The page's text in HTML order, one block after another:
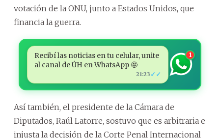
votación de la ONU, junto a Estados Unidos, que
financia la guerra.
Recibí las noticias en tu celular, unite
al canal de ÚH en WhatsApp 🤩
21:23 ✓✓
1
Así también, el presidente de la Cámara de
Diputados, Raúl Latorre, sostuvo que es arbitraria e
injusta la decisión de la Corte Penal Internacional